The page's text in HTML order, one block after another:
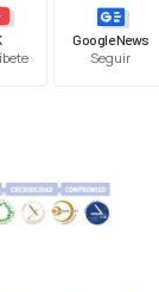
Google News
Seguir